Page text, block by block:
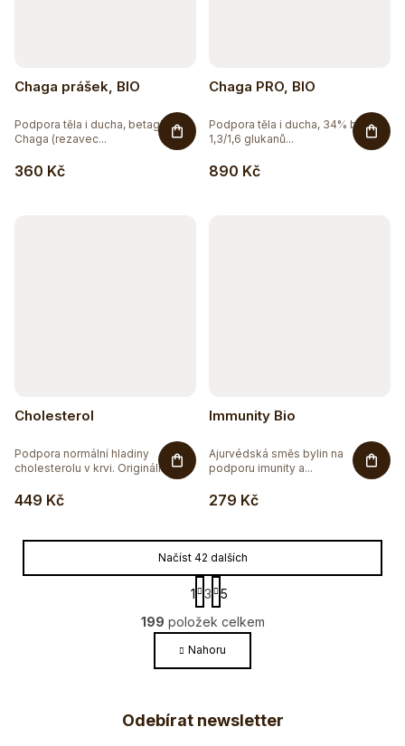
Chaga prášek, BIO
360 Kč
Podpora těla i ducha, betaglukany
Chaga (rezavec...
Chaga PRO, BIO
890 Kč
Podpora těla i ducha, 34% beta
1,3/1,6 glukanů...
Cholesterol
449 Kč
Podpora normální hladiny
cholesterolu v krvi. Originální a...
Immunity Bio
279 Kč
Ajurvédská směs bylin na
podporu imunity a...
O
v
l
á
a
c
Načíst 42 dalších
S
t
r
á
n
k
á
1 3
5
199 položek celkem
Nahoru
Odebírat newsletter